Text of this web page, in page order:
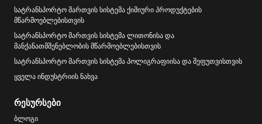
სატრანსპორტო მართვის სისტემა ქიმიური პროდუქტების
მწარმოებლებისთვის
სატრანსპორტო მართვის სისტემა ლითონისა და
მანქანათმშენებლობის მწარმოებლებისთვის
სატრანსპორტო მართვის სისტემა პოლიგრაფიისა და შეფუთვისთვის
ყველა ინდუსტრიის ნახვა
რესურსები
ბლოგი